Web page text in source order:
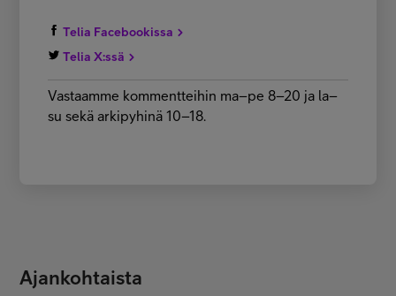
Telia Facebookissa
Telia X:ssä
Vastaamme kommentteihin ma–pe 8–20 ja la–
su sekä arkipyhinä 10–18.
Ajankohtaista